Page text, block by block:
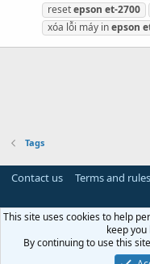
resetepson et-2700
xóa lỗi máy inepson
Tags
Contact us Terms and rules
This site uses cookies to help
keep
By continuing to use this